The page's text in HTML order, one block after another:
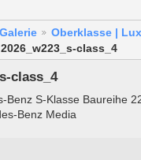
Oberklasse |
2026_w223_s-class_4
class_4
Benz S-Klasse Baureihe
Benz Media